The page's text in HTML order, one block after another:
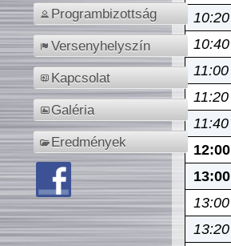
Programbizottság
Versenyhelyszín
Kapcsolat
Galéria
Eredmények
10:20
10:40
11:00
11:20
11:40
12:00
13:00
13:00
13:20